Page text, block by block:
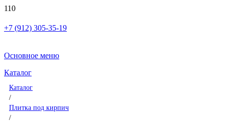
+7 (912) 305-35-19
Основное меню
Каталог
Каталог
/
Плитка под кирпич
/